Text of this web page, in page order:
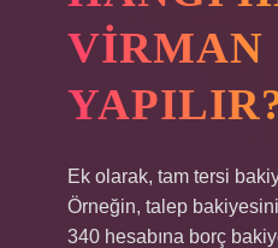
VIRMAN
Ek olarak, tam tersi
Örneğin, talep
340 hesabına borç